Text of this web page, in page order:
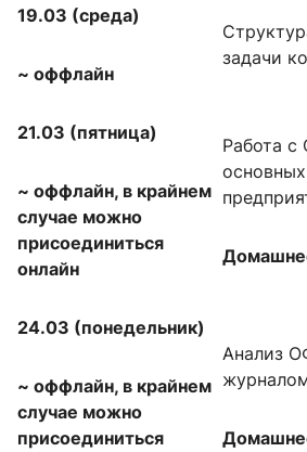
19.03 (среда)
~ оффлайн
задачи
21.03 (пятница)
~ оффлайн, в крайнем
случае можно
присоединиться
онлайн
Работа с
24.03 (понедельник)
~ оффлайн, в крайнем
случае можно
присоединиться
Анализ